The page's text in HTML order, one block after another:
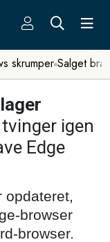
skrumper Salget
igen
Edge
opdateret,
browser
browser.